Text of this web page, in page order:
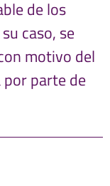
de los
caso, se
motivo del
por parte de